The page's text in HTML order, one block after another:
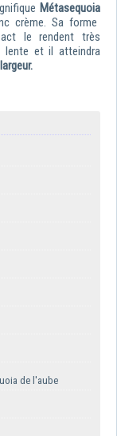
Métasequoia
crème. Sa forme
le rendent très
lente et il atteindra
de l'aube